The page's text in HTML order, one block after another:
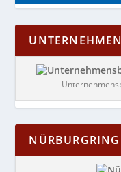
NÜRBURGRING